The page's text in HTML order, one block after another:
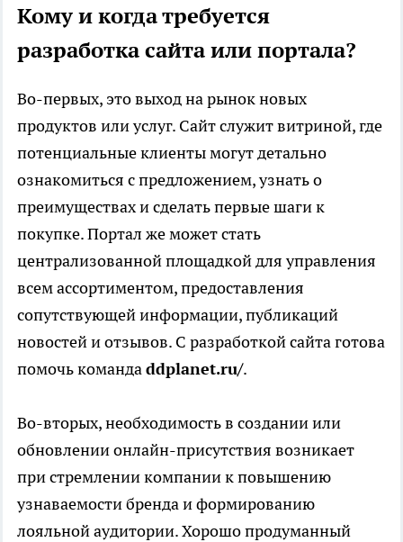
Кому и когда требуется
разработка сайта или портала?
Во-первых, это выход на рынок новых
продуктов или услуг. Сайт служит витриной, где
потенциальные клиенты могут детально
ознакомиться с предложением, узнать о
преимуществах и сделать первые шаги к
покупке. Портал же может стать
централизованной площадкой для управления
всем ассортиментом, предоставления
сопутствующей информации, публикаций
новостей и отзывов. С разработкой сайта готова
помочь командаddplanet.ru/.
Во-вторых, необходимость в создании или
обновлении онлайн-присутствия возникает
при стремлении компании к повышению
узнаваемости бренда и формированию
лояльной аудитории. Хорошо продуманный